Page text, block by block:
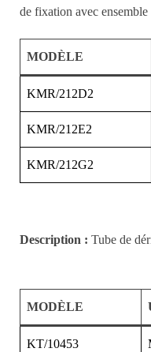
de fixation avec
MODÈLE
KMR/212D2
KMR/212E2
KMR/212G2
Description : Tube de
MODÈLE
KT/10453